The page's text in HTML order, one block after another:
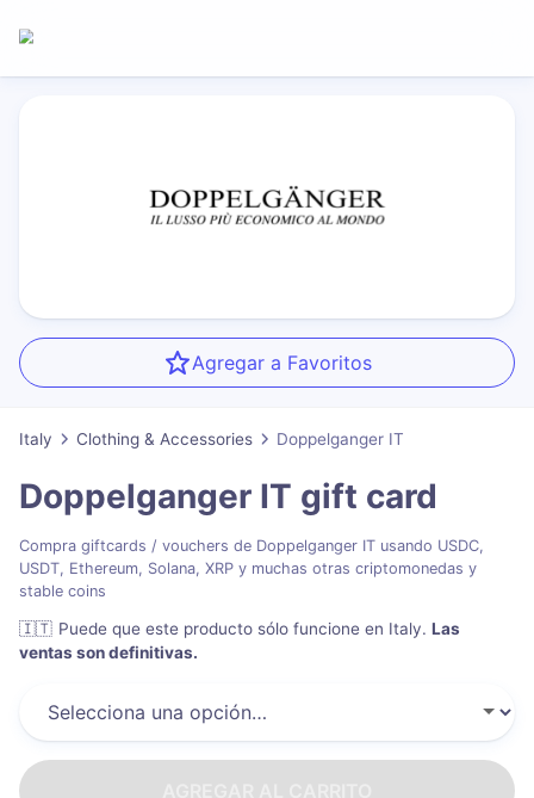
Agregar a Favoritos
Italy Clothing & Accessories Doppelganger IT
Doppelganger IT gift card
Compra giftcards / vouchers de Doppelganger IT usando USDC,
USDT, Ethereum, Solana, XRP y muchas otras criptomonedas y
stable coins
🇮🇹 Puede que este producto sólo funcione en Italy. Las
ventas son definitivas.